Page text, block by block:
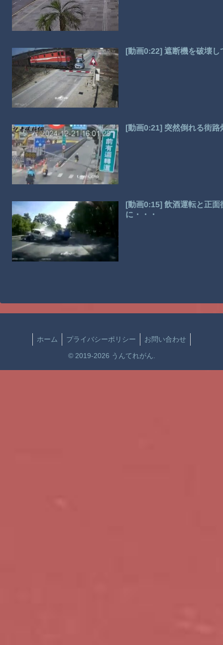
[動画0:22] 遮断機を破壊
[動画0:21] 突然倒れる街
[動画0:15] 飲酒運転と正
に・・・
ホーム プライバシーポリシー お問い合わせ
© 2019-2026 うんてれがん.